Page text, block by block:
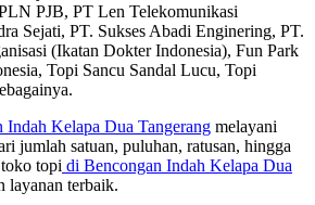
PJB, PT Len Telekomunikasi
Sejati, PT. Sukses Abadi Enginering, PT.
(Ikatan Dokter Indonesia), Fun Park
Topi Sancu Sandal Lucu, Topi
Kelapa Dua Tangerang melayani
jumlah satuan, puluhan, ratusan, hingga
topi di Bencongan Indah Kelapa Dua
layanan terbaik.